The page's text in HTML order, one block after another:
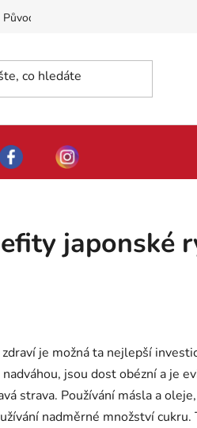
Původ naší rýže
japonské
je možná ta nejlepší
jsou dost obézní a je
strava. Používání másla a
nadměrné množství